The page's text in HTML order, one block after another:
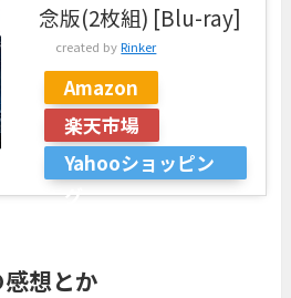
念版(2枚組) [Blu-ray]
created byRinker
Amazon
楽天市場
Yahooショッピン
グ
想とか